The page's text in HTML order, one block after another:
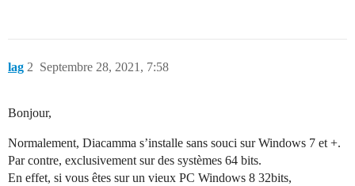
lag Septembre 28, 2021, 7:58
2
Bonjour,
Normalement, Diacamma s’installe sans souci sur Windows 7 et +.
Par contre, exclusivement sur des systèmes 64 bits.
En effet, si vous êtes sur un vieux PC Windows 8 32bits,